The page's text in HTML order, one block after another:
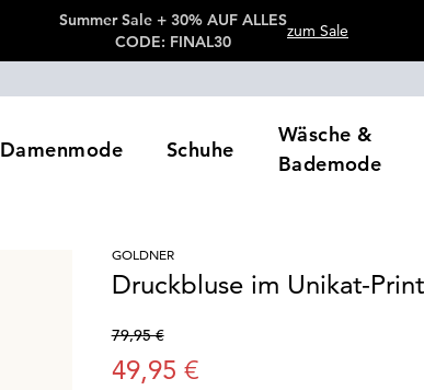
Summer Sale + 30% AUF ALLES
CODE: FINAL30
zum Sale
Damenmode Schuhe
Wäsche &
Bademode
GOLDNER
Druckbluse im Unikat-Print
79,95 €
49,95 €